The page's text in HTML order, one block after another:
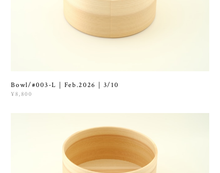
Bowl/#003-L｜Feb.2026｜3/10
¥8,800